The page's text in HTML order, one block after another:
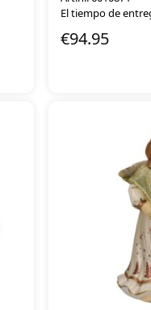
El tiempo de
€94.95